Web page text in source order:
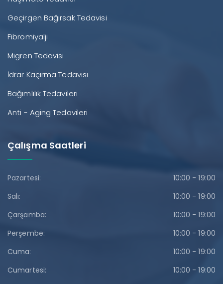
Geçirgen Bağırsak Tedavisi
Fibromiyalji
Migren Tedavisi
İdrar Kaçırma Tedavisi
Bağımlılık Tedavileri
Anti - Aging Tedavileri
Çalışma Saatleri
Pazartesi:
10:00 - 19:00
Salı:
10:00 - 19:00
Çarşamba:
10:00 - 19:00
Perşembe:
10:00 - 19:00
Cuma:
10:00 - 19:00
Cumartesi:
10:00 - 19:00